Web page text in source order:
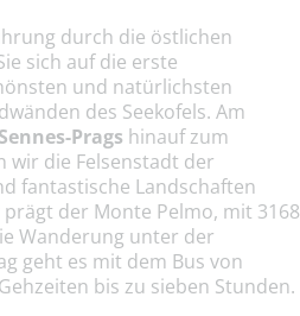
durch die östlichen
sich auf die erste
und natürlichsten
des Seekofels. Am
Prags hinauf zum
wir die Felsenstadt der
fantastische Landschaften
der Monte Pelmo, mit 3168
Wanderung unter der
geht es mit dem Bus von
bis zu sieben Stunden.